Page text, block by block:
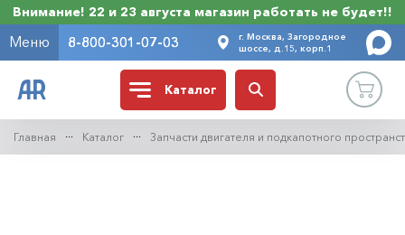
Внимание! 22 и 23 августа магазин работать не будет!!
Меню 8-800-301-07-03
г. Москва, Загородное
шоссе, д.15, корп.1
Каталог
Главная Каталог Запчасти двигателя и подкапотного